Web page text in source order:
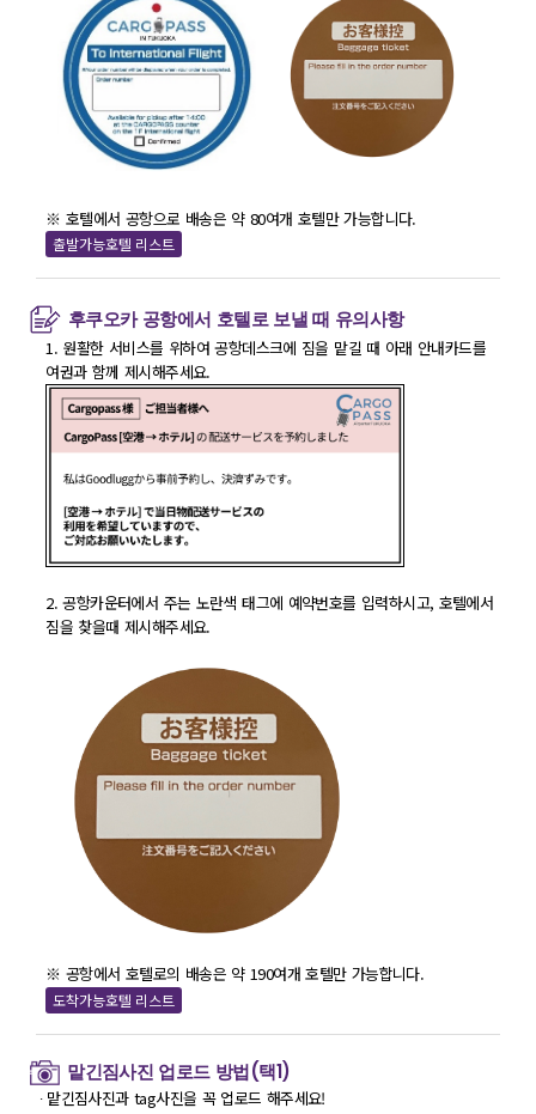
※ 호텔에서 공항으로 배송은 약 80여개 호텔만 가능합니다.
출발가능호텔 리스트
후쿠오카 공항에서 호텔로 보낼 때 유의사항
1. 원활한 서비스를 위하여 공항데스크에 짐을 맡길 때 아래 안내카드를
여권과 함께 제시해주세요.
2. 공항카운터에서 주는 노란색 태그에 예약번호를 입력하시고, 호텔에서
짐을 찾을때 제시해주세요.
※ 공항에서 호텔로의 배송은 약 190여개 호텔만 가능합니다.
도착가능호텔 리스트
맡긴짐사진 업로드 방법(택1)
∙ 맡긴짐사진과 tag사진을 꼭 업로드 해주세요!